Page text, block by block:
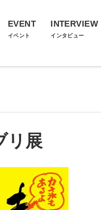
EVENT
イベント
INTERVIEW
インタビュー
リ展